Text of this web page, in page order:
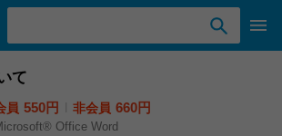
て
員 550円 非会員 660円
Office Word